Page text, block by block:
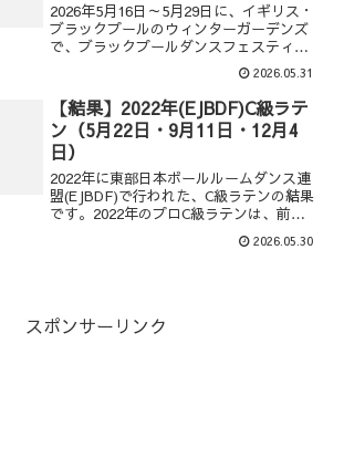
2026年5月16日～5月29日に、イギリス・
ブラックプールのウィンターガーデンズ
で、ブラックプールダンスフェスティバ
ルが開催されました。2026年は、ブラッ
クプールダンスフェスティバルの100周年
記念大会です。このページでは、2026年
ブ...
2026.05.31
【結果】2022年(EJBDF)C級ラテ
ン（5月22日・9月11日・12月4
日）
2022年に東部日本ボールルームダンス連
盟(EJBDF)で行われた、C級ラテンの結果
です。2022年のプロC級ラテンは、前期
が5月22日、中期が9月11日、後期が12月
4日に開催されました。2023年C級ラテン
2026.05.30
スポンサーリンク